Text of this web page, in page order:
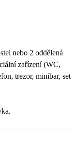
nebo 2 oddělená
zařízení (WC,
trezor, minibar, set